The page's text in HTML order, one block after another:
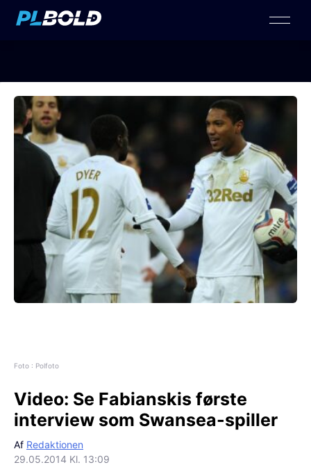
Foto : Polfoto
Video: Se Fabianskis første
interview som Swansea-spiller
Af Redaktionen
29.05.2014 Kl. 13:09